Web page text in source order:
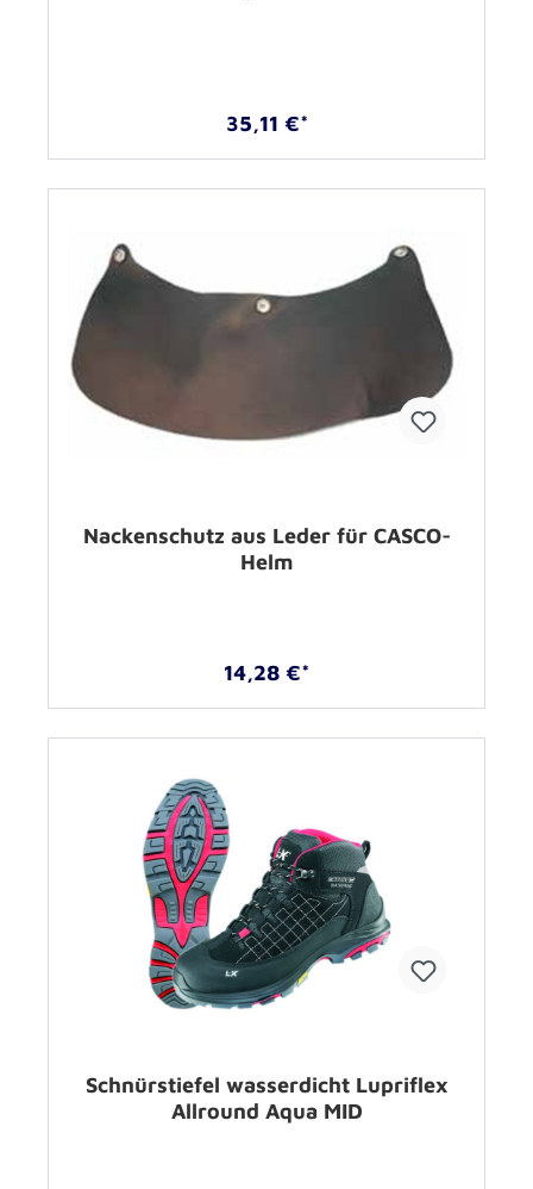
35,11 €*
Nackenschutz aus Leder für CASCO-
Helm
14,28 €*
Schnürstiefel wasserdicht Lupriflex
Allround Aqua MID